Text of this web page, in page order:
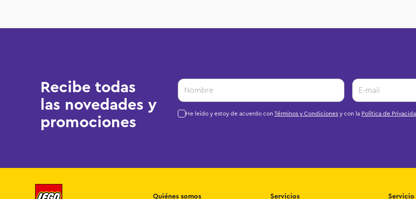
Recibe todas
las novedades y
promociones
He leído y estoy de acuerdo con Términos y Condiciones y con la Política de
Quiénes somos Servicios